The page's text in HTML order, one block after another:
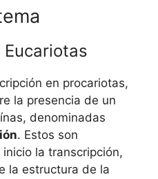
en procariotas,
la presencia de un
denominadas
. Estos son
la transcripción,
la estructura de la